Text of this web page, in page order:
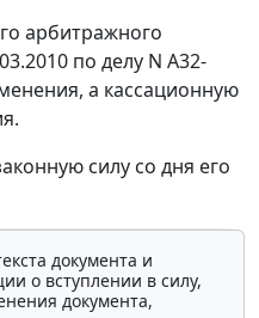
арбитражного
по делу N А32-
а кассационную
силу со дня его
документа и
о вступлении в силу,
документа,